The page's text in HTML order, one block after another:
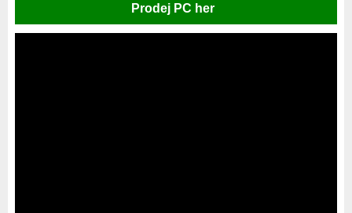
Prodej PC her